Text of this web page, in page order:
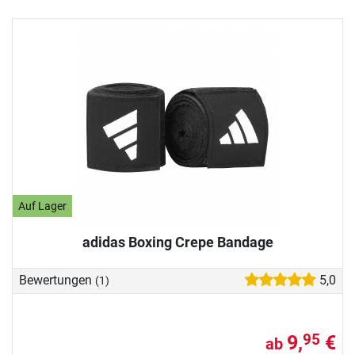
Auf Lager
adidas Boxing Crepe Bandage
Bewertungen (1) 5,0
ab 9,95 €